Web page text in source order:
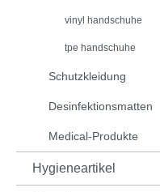
vinyl handschuhe
tpe handschuhe
Schutzkleidung
Desinfektionsmatten
Medical-Produkte
Hygieneartikel